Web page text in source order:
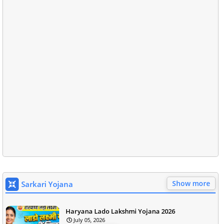
Sarkari Yojana Show more
Haryana Lado Lakshmi Yojana 2026
July 05, 2026